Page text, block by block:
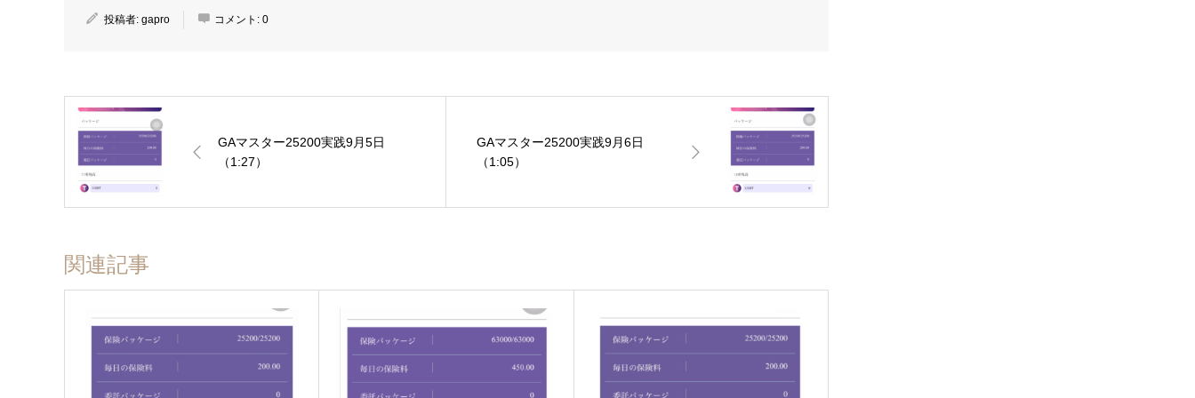
投稿者: gapro コメント: 0
GAマスター25200実践9月5日
（1:27）
GAマスター25200実践9月6日
（1:05）
関連記事